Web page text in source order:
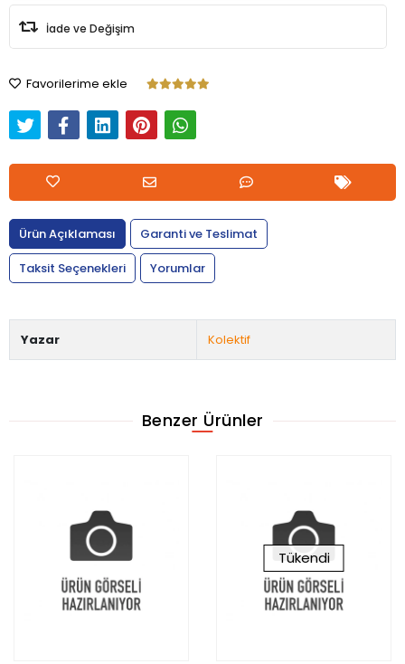
İade ve Değişim
Favorilerime ekle
Ürün Açıklaması
Garanti ve Teslimat
Taksit Seçenekleri
Yorumlar
Yazar Kolektif
Benzer Ürünler
Tükendi